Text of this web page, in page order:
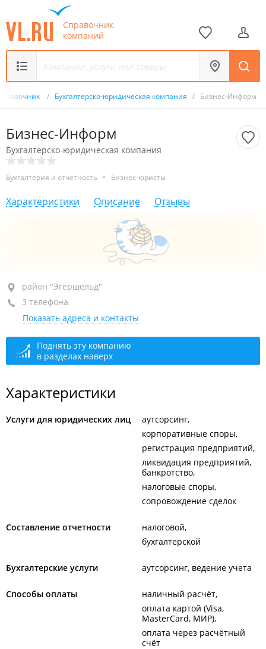
Справочник
компаний
/ Бухгалтерско-юридическая компания / Бизнес-Информ
Бизнес-Информ
Бухгалтерско-юридическая компания
Бухгалтерия и отчетность • Бизнес-юристы
Характеристики Описание Отзывы
район "Эгершельд", ул. Станюковича, 48/9
2-й этаж, оф. 60б
+7 902 524-26-97
+7 (423) 254-26-97
+7 (423) 233-73-27
район "Эгершельд"
3 телефона
Показать адреса и контакты
Поднять эту компанию
в разделах наверх
Характеристики
Услуги для юридических лиц
аутсорсинг
корпоративные споры
регистрация предприятий
ликвидация предприятий,
банкротство
налоговые споры
сопровождение сделок
Составление отчетности
налоговой
бухгалтерской
Бухгалтерские услуги аутсорсинг, ведение учета
Способы оплаты
наличный расчёт
оплата картой (Visa,
MasterCard, МИР)
оплата через расчётный
счёт